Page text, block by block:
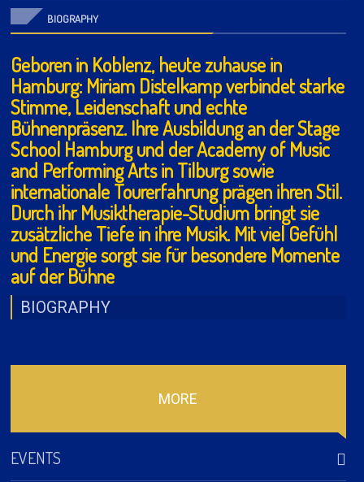
BIOGRAPHY
Geboren in Koblenz, heute zuhause in
Hamburg: Miriam Distelkamp verbindet starke
Stimme, Leidenschaft und echte
Bühnenpräsenz. Ihre Ausbildung an der Stage
School Hamburg und der Academy of Music
and Performing Arts in Tilburg sowie
internationale Tourerfahrung prägen ihren Stil.
Durch ihr Musiktherapie-Studium bringt sie
zusätzliche Tiefe in ihre Musik. Mit viel Gefühl
und Energie sorgt sie für besondere Momente
auf der Bühne
BIOGRAPHY
MORE
EVENTS